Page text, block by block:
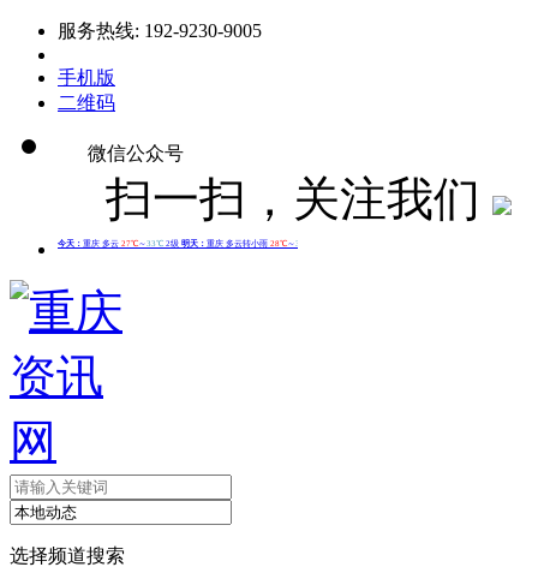
服务热线: 192-9230-9005
手机版
二维码
微信公众号
扫一扫，关注我们
选择频道搜索